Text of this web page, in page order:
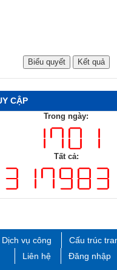
CẬP
Trong ngày:
Tất cả:
Dịch vụ công Cấu trúc
Liên hệ
Đăng nhập